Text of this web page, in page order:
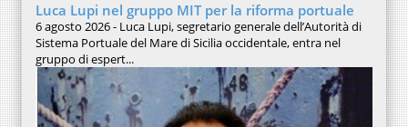
Luca Lupi nel gruppo MIT per la riforma portuale
6 agosto 2026 - Luca Lupi, segretario generale dell’Autorità di
Sistema Portuale del Mare di Sicilia occidentale, entra nel
gruppo di espert...